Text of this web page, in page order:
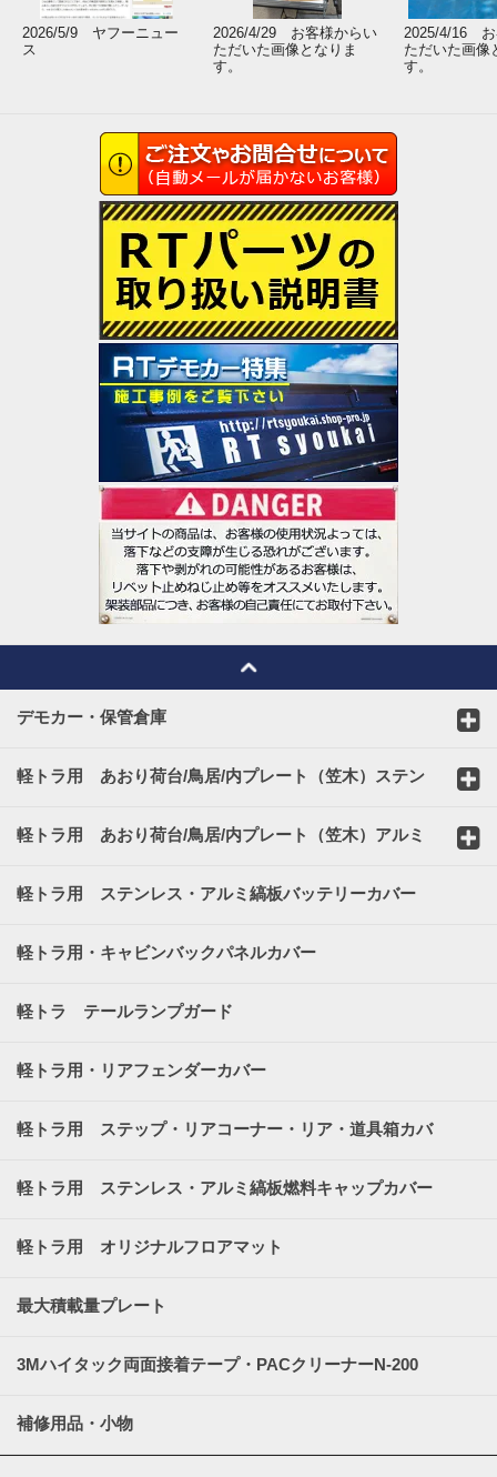
2026/5/9 ヤフーニュー
ス
2026/4/29 お客様からい
ただいた画像となりま
す。
2025/4/16 お
ただいた画像
す。
デモカー・保管倉庫
軽トラ用 あおり荷台/鳥居/内プレート（笠木）ステン
軽トラ用 あおり荷台/鳥居/内プレート（笠木）アルミ
軽トラ用 ステンレス・アルミ縞板バッテリーカバー
軽トラ用・キャビンバックパネルカバー
軽トラ テールランプガード
軽トラ用・リアフェンダーカバー
軽トラ用 ステップ・リアコーナー・リア・道具箱カバ
軽トラ用 ステンレス・アルミ縞板燃料キャップカバー
軽トラ用 オリジナルフロアマット
最大積載量プレート
3Mハイタック両面接着テープ・PACクリーナーN-200
補修用品・小物